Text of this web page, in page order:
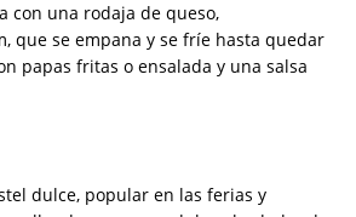
con una rodaja de queso,
que se empana y se fríe hasta quedar
papas fritas o ensalada y una salsa
dulce, popular en las ferias y